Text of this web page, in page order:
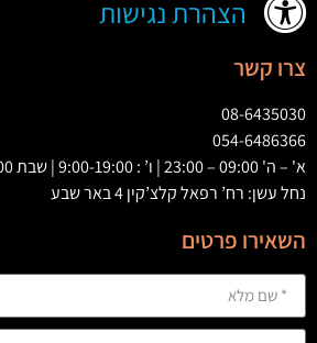
הצהרת נגישות
צרו קשר
08-6435030
054-6486366
א' – ה' 09:00 – 23:00 | ו’ : 9:00-19:00 | שבת 16:00-23:00
נחל עשן: רח’ רפאל קלצ’קין 4 באר שבע
השאירו פרטים